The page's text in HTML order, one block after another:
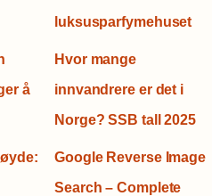
luksusparfymehuset
å
Hvor mange
innvandrere er det i
Norge? SSB tall 2025
Google Reverse Image
Search – Complete